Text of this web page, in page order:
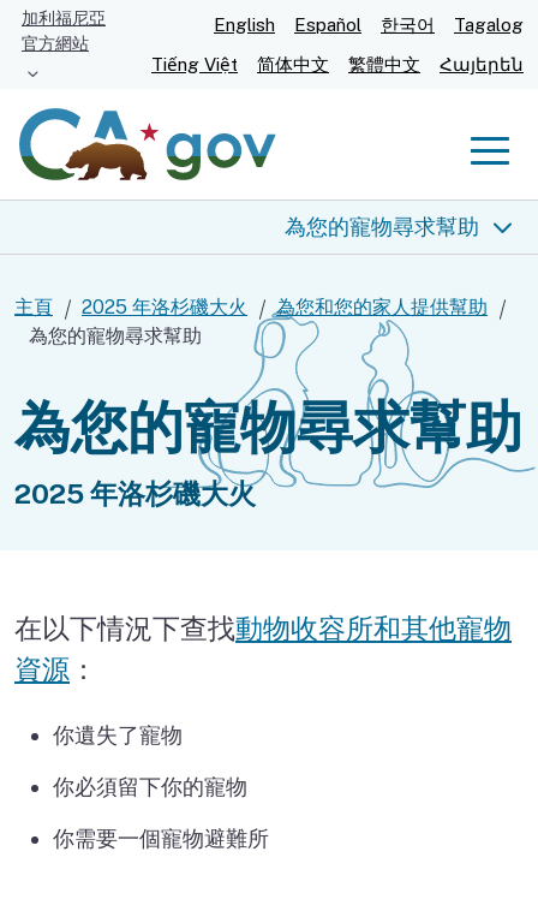
跳
主
內
加利福尼亞
官方網站
English Español 한국어
Tagalog
Tiếng Việt
简体中文 繁體中文 Հայերեն
為您的寵物尋求幫助
2025 年洛杉磯大火
為您提供幫助
財政援助
主頁 2025 年洛杉磯大火
為您和您的家人提供幫助
為您的寵物尋求幫助
為您的寵物尋求幫助
2025 年洛杉磯大火
在以下情況下查找動物收容所和其他寵物
資源 ：
你遺失了寵物
你必須留下你的寵物
你需要一個寵物避難所